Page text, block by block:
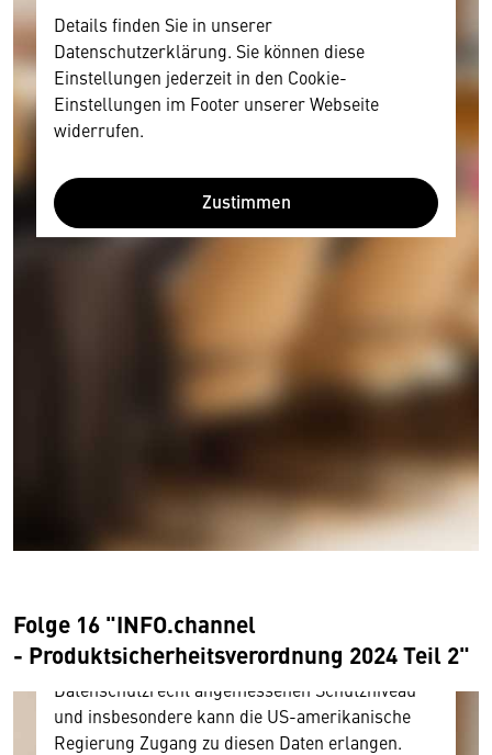
Details finden Sie in unserer
Datenschutzerklärung. Sie können diese
Einstellungen jederzeit in den Cookie-
Einstellungen im Footer unserer Webseite
widerrufen.
Zustimmen
Folge 16 "INFO.channel
- Produktsicherheitsverordnung 2024 Teil 2"
Wir benötigen Ihre Zustimmung
Hier würden wir Ihnen gerne einen externen
Inhalt anzeigen. Dafür benötigen wir allerdings
Ihre Zustimmung, da Ihr Browser
amerikanischen Anbietern austauscht.
Diese Daten unterliegen keinem dem EU-
Datenschutzrecht angemessenen Schutzniveau
und insbesondere kann die US-amerikanische
Regierung Zugang zu diesen Daten erlangen.